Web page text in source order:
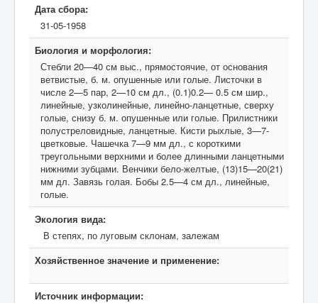
Дата сбора:
31-05-1958
Биология и морфология:
Стебли 20—40 см выс., прямостоячие, от основания
ветвистые, б. м. опушенные или голые. Листочки в
числе 2—5 пар, 2—10 см дл., (0.1)0.2— 0.5 см шир.,
линейные, узколинейные, линейно-ланцетные, сверху
голые, снизу б. м. опушенные или голые. Прилистники
полустреловидные, ланцетные. Кисти рыхлые, 3—7-
цветковые. Чашечка 7—9 мм дл., с короткими
треугольными верхними и более длинными ланцетными
нижними зубцами. Венчики бело-желтые, (13)15—20(21)
мм дл. Завязь голая. Бобы 2.5—4 см дл., линейные,
голые.
Экология вида:
В степях, по луговым склонам, залежам
Хозяйственное значение и применение:
Источник информации: